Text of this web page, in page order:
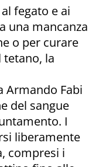
fegato e ai
una mancanza
o per curare
la
Armando Fabi
del sangue
I
liberamente
compresi i